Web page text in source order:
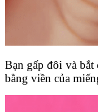
Bạn gấp đôi và bắt
bằng viền của